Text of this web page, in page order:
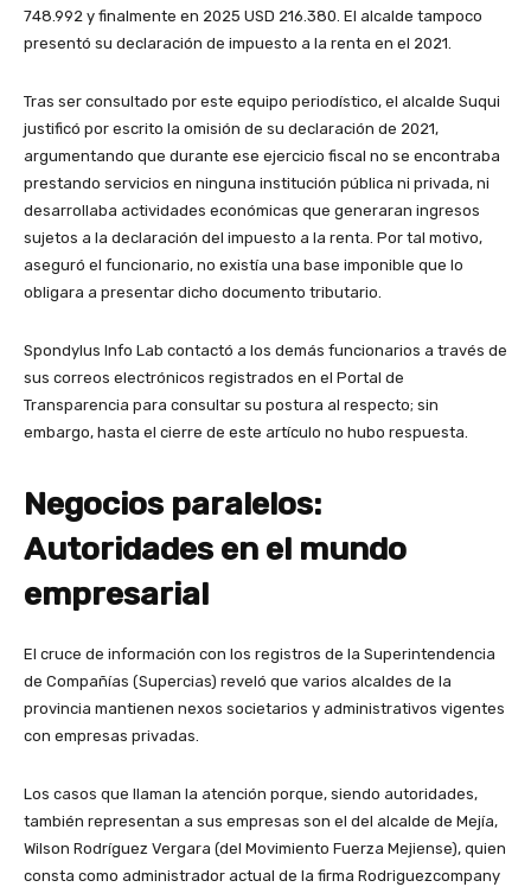
748.992 y finalmente en 2025 USD 216.380. El alcalde tampoco
presentó su declaración de impuesto a la renta en el 2021.
Tras ser consultado por este equipo periodístico, el alcalde Suqui
justificó por escrito la omisión de su declaración de 2021,
argumentando que durante ese ejercicio fiscal no se encontraba
prestando servicios en ninguna institución pública ni privada, ni
desarrollaba actividades económicas que generaran ingresos
sujetos a la declaración del impuesto a la renta. Por tal motivo,
aseguró el funcionario, no existía una base imponible que lo
obligara a presentar dicho documento tributario.
Spondylus Info Lab contactó a los demás funcionarios a través de
sus correos electrónicos registrados en el Portal de
Transparencia para consultar su postura al respecto; sin
embargo, hasta el cierre de este artículo no hubo respuesta.
Negocios paralelos:
Autoridades en el mundo
empresarial
El cruce de información con los registros de la Superintendencia
de Compañías (Supercias) reveló que varios alcaldes de la
provincia mantienen nexos societarios y administrativos vigentes
con empresas privadas.
Los casos que llaman la atención porque, siendo autoridades,
también representan a sus empresas son el del alcalde de Mejía,
Wilson Rodríguez Vergara (del Movimiento Fuerza Mejiense), quien
consta como administrador actual de la firma Rodriguezcompany